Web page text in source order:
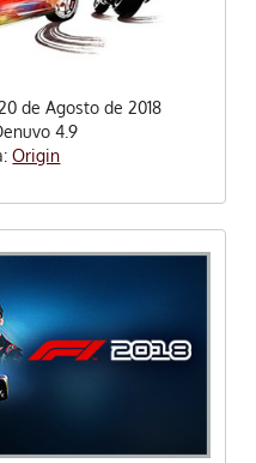
de Agosto de 2018
4.9
Origin